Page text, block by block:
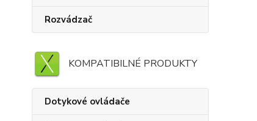
Rozvádzač
KOMPATIBILNÉ PRODUKTY
Dotykové ovládače